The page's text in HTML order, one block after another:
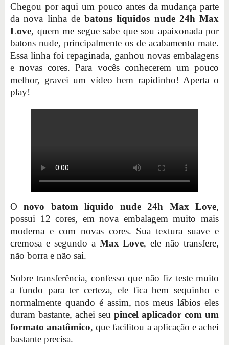
Chegou por aqui um pouco antes da mudança parte
da nova linha de batons líquidos nude 24h Max
Love, quem me segue sabe que sou apaixonada por
batons nude, principalmente os de acabamento mate.
Essa linha foi repaginada, ganhou novas embalagens
e novas cores. Para vocês conhecerem um pouco
melhor, gravei um vídeo bem rapidinho! Aperta o
play!
Onovo batom líquido nude 24h Max Love,
possui 12 cores, em nova embalagem muito mais
moderna e com novas cores. Sua textura suave e
cremosa e segundo a Max Love, ele não transfere,
não borra e não sai.
Sobre transferência, confesso que não fiz teste muito
a fundo para ter certeza, ele fica bem sequinho e
normalmente quando é assim, nos meus lábios eles
duram bastante, achei seu pincel aplicador com um
formato anatômico, que facilitou a aplicação e achei
bastante precisa.